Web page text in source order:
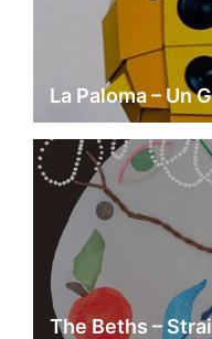
La Paloma – Un
The Beths –